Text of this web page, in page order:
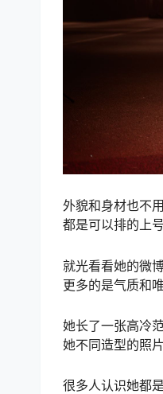
外貌和身材也不
都是可以排的上号
就光看看她的微
更多的是气质和
她长了一张高冷
她不同造型的照
很多人认识她都